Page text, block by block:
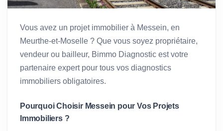
Vous avez un projet immobilier à Messein, en
Meurthe-et-Moselle ? Que vous soyez propriétaire,
vendeur ou bailleur, Bimmo Diagnostic est votre
partenaire expert pour tous vos diagnostics
immobiliers obligatoires.
Pourquoi Choisir Messein pour Vos Projets
Immobiliers ?